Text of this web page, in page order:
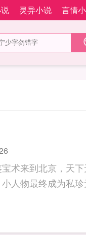
灵异小说 言情
术来到北京，天
人物最终成为私